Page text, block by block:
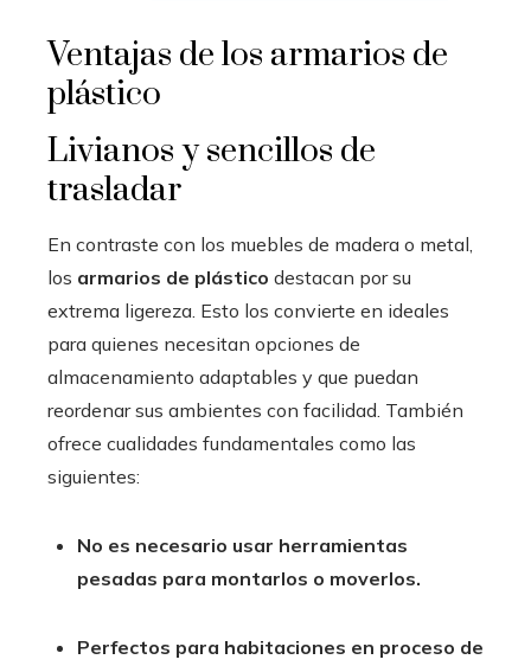
Ventajas de los armarios de
plástico
Livianos y sencillos de
trasladar
En contraste con los muebles de madera o metal,
los armarios de plástico destacan por su
extrema ligereza. Esto los convierte en ideales
para quienes necesitan opciones de
almacenamiento adaptables y que puedan
reordenar sus ambientes con facilidad. También
ofrece cualidades fundamentales como las
siguientes:
No es necesario usar herramientas
pesadas para montarlos o moverlos.
Perfectos para habitaciones en proceso de